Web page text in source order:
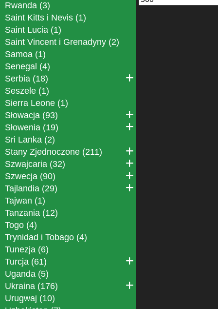
Rwanda (3)
Saint Kitts i Nevis (1)
Saint Lucia (1)
Saint Vincent i Grenadyny (2)
Samoa (1)
Senegal (4)
Serbia (18)
Seszele (1)
Sierra Leone (1)
Słowacja (93)
Słowenia (19)
Sri Lanka (2)
Stany Zjednoczone (211)
Szwajcaria (32)
Szwecja (90)
Tajlandia (29)
Tajwan (1)
Tanzania (12)
Togo (4)
Trynidad i Tobago (4)
Tunezja (6)
Turcja (61)
Uganda (5)
Ukraina (176)
Urugwaj (10)